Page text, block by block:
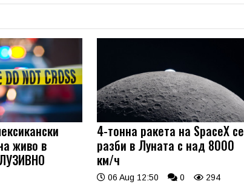
живо в
4-тонна ракета на SpaceX се
разби в Луната с над 8000
км/ч
06 Aug 12:50 0 294